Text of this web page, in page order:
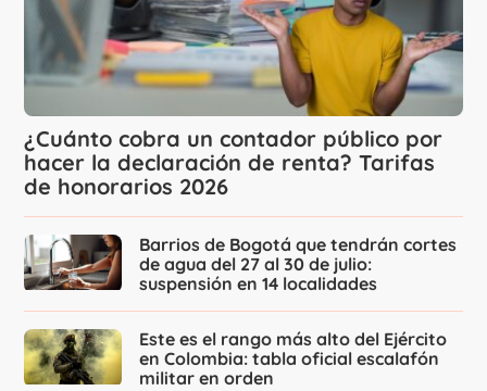
¿Cuánto cobra un contador público por
hacer la declaración de renta? Tarifas
de honorarios 2026
Barrios de Bogotá que tendrán cortes
de agua del 27 al 30 de julio:
suspensión en 14 localidades
Este es el rango más alto del Ejército
en Colombia: tabla oficial escalafón
militar en orden